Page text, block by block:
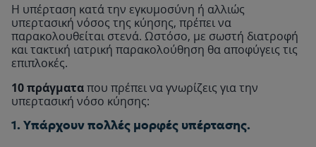
Η υπέρταση κατά την εγκυμοσύνη ή αλλιώς
υπερτασική νόσος της κύησης, πρέπει να
παρακολουθείται στενά. Ωστόσο, με σωστή διατροφή
και τακτική ιατρική παρακολούθηση θα αποφύγεις τις
επιπλοκές.
10 πράγματαπου πρέπει να γνωρίζεις για την
υπερτασική νόσο κύησης:
1. Υπάρχουν πολλές μορφές υπέρτασης.